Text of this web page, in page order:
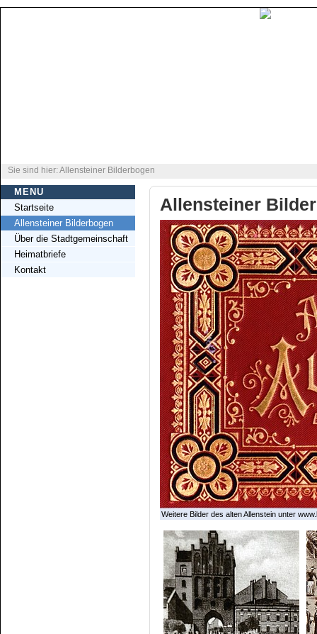
Sie sind hier: Allensteiner Bilderbogen
MENU
Startseite
Allensteiner Bilderbogen
Über die Stadtgemeinschaft
Heimatbriefe
Kontakt
Allensteiner
Weitere Bilder des alten Allenstein unter